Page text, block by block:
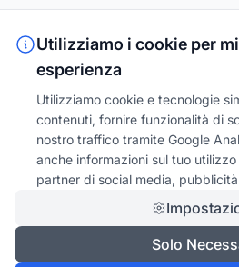
Utilizziamo i cookie per
esperienza
Utilizziamo cookie e tecnologie
contenuti, fornire funzionalità di
nostro traffico tramite Google
anche informazioni sul tuo
partner di social media, pubblicità
Solo